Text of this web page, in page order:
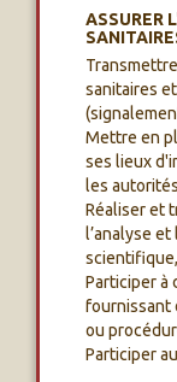
ASSURER
sanitaires
Mettre en
ses lieux
les
Réaliser et
l’analyse et
scientifique,
Participer à
fournissant
ou
Participer